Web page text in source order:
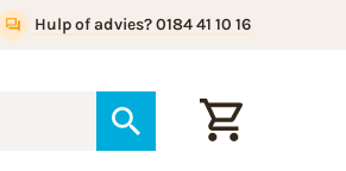
Hulp of advies? 0184 41 10 16